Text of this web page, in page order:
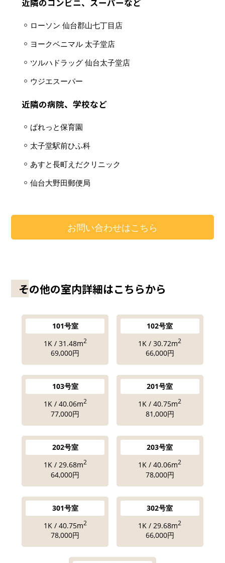
ローソン 仙台郡山七丁目店
ヨークベニマル 太子堂店
ツルハドラッグ 仙台太子堂店
ウジエスーパー
近隣の病院、学校など
ぱれっと保育園
太子堂駅前ひふ科
あすと長町えだクリニック
仙台大野田郵便局
お問い合わせはこちら
その他の室内詳細はこちらから
101号室
1K / 31.48m2
69,000円
102号室
1K / 30.72m2
66,000円
103号室
1K / 40.06m2
77,000円
201号室
1K / 40.75m2
81,000円
202号室
1K / 29.68m2
64,000円
203号室
1K / 40.06m2
78,000円
301号室
1K / 40.75m2
78,000円
302号室
1K / 29.68m2
66,000円